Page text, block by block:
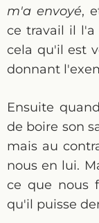
m'a envoyé,
ce travail il
cela qu'il est
donnant
Ensuite
de boire son
mais au
nous en lui.
ce que nous
qu'il puisse